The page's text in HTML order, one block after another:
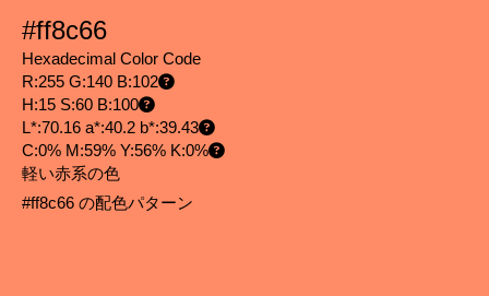
#ff8c66
Hexadecimal Color Code
R:255 G:140 B:102
H:15 S:60 B:100
L*:70.16 a*:40.2 b*:39.43
C:0% M:59% Y:56% K:0%
軽い赤系の色
#ff8c66 の配色パターン